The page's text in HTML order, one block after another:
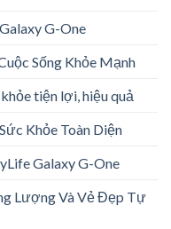
G-One
Sống Khỏe Mạnh
tiện lợi, hiệu quả
Khỏe Toàn Diện
Galaxy G-One
Lượng Và Vẻ Đẹp Tự